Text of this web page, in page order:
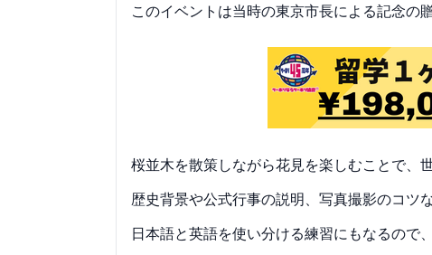
このイベントは当時の東京市長による記念の
桜並木を散策しながら花見を楽しむことで、
歴史背景や公式行事の説明、写真撮影のコツ
日本語と英語を使い分ける練習にもなるので